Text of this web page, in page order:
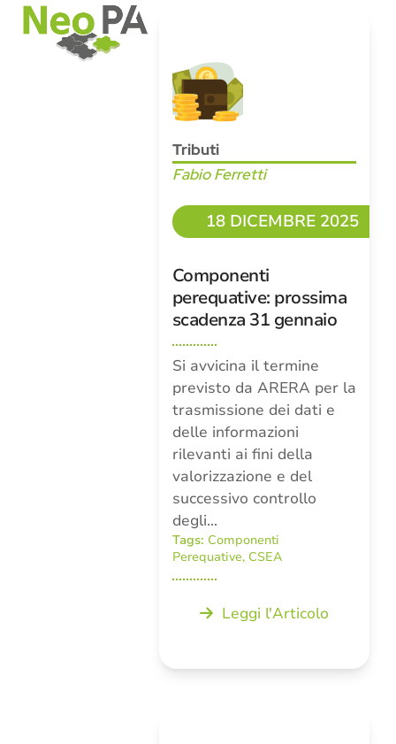
SkipOpen
mobile
menu
Close
mobile
menu
Tributi
Fabio Ferretti
18 DICEMBRE 2025
Componenti
perequative: prossima
scadenza 31 gennaio
Si avvicina il termine
previsto da ARERA per la
trasmissione dei dati e
delle informazioni
rilevanti ai fini della
valorizzazione e del
successivo controllo
degli…
Tags: Componenti
Perequative, CSEA
Leggi l'Articolo